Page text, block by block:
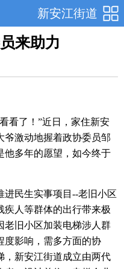
新安江街道
来助力
看了！”近日，家住新安
爷激动地握着政协委员邹
他多年的愿望，如今终于
进民生实事项目--老旧小区
疾人等群体的出行带来极
老旧小区加装电梯涉人群
度影响，需多方面的协
，新安江街道成立由两代